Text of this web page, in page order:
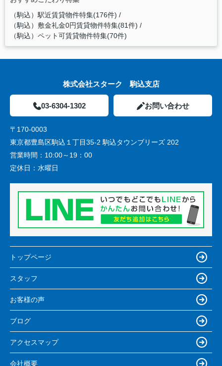
（駒込）駅近賃貸物件特集(176件)
（駒込）敷金礼金0円賃貸物件特集(81件)
（駒込）ペット可賃貸物件特集(70件)
株式会社スターク 駒込支店
03-6304-1302 お問い合わせ
〒170-0003
東京都豊島区駒込１丁目35-2 駒込タウンブリーズ 202
営業時間： 10:00～19：00
定休日： 水曜日
トップページ
スタッフ
お客様の声
ブログ
アクセスマップ
会社概要